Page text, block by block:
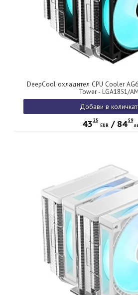
DeepCool охладител CPU Cooler
Tower - LGA1851/
Добави в
43 25
EUR/ 84 59